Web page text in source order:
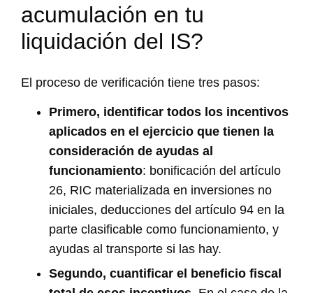
acumulación en tu
liquidación del IS?
El proceso de verificación tiene tres pasos:
Primero, identificar todos los incentivos
aplicados en el ejercicio que tienen la
consideración de ayudas al
funcionamiento: bonificación del artículo
26, RIC materializada en inversiones no
iniciales, deducciones del artículo 94 en la
parte clasificable como funcionamiento, y
ayudas al transporte si las hay.
Segundo, cuantificar el beneficio fiscal